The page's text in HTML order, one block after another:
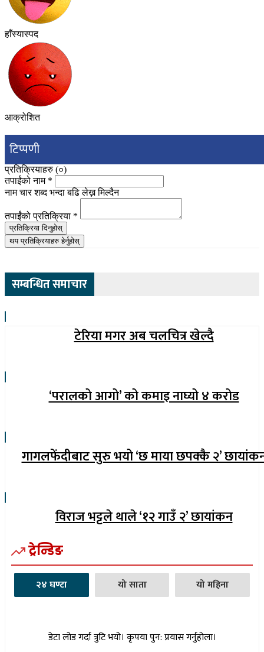
हाँस्यास्पद
आक्रोशित
टिप्पणी
प्रतिक्रियाहरु (०)
तपाईंको नाम *
नाम चार शब्द भन्दा बढि लेख्न मिल्दैन
तपाईंको प्रतिक्रिया *
प्रतिक्रिया दिनुहोस्
थप प्रतिक्रियाहरु हेर्नुहोस्
सम्बन्धित समाचार
टेरिया मगर अब चलचित्र खेल्दै
‘परालको आगो’ को कमाइ नाघ्यो ४ करोड
गागलफेंदीबाट सुरु भयो ‘छ माया छपक्कै २’
विराज भट्टले थाले ‘१२ गाउँ २’ छायांकन
ट्रेन्डिङ
२४ घण्टा यो साता यो महिना
डेटा लोड गर्दा त्रुटि भयो। कृपया पुन: प्रयास गर्नुहोला।